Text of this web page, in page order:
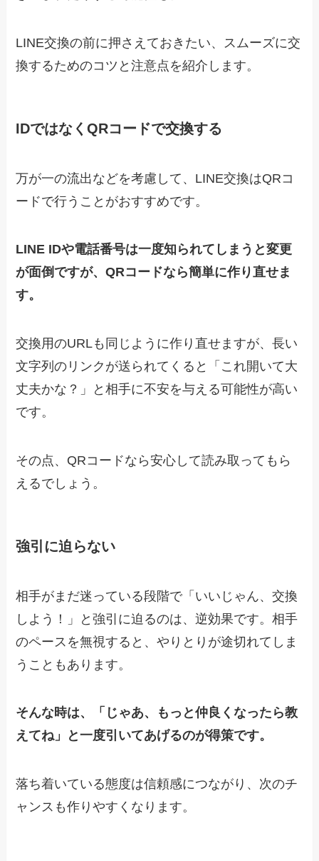
LINE交換の前に押さえておきたい、スムーズに交
換するためのコツと注意点を紹介します。
IDではなくQRコードで交換する
万が一の流出などを考慮して、LINE交換はQRコ
ードで行うことがおすすめです。
LINE IDや電話番号は一度知られてしまうと変更
が面倒ですが、QRコードなら簡単に作り直せま
す。
交換用のURLも同じように作り直せますが、長い
文字列のリンクが送られてくると「これ開いて大
丈夫かな？」と相手に不安を与える可能性が高い
です。
その点、QRコードなら安心して読み取ってもら
えるでしょう。
強引に迫らない
相手がまだ迷っている段階で「いいじゃん、交換
しよう！」と強引に迫るのは、逆効果です。相手
のペースを無視すると、やりとりが途切れてしま
うこともあります。
そんな時は、「じゃあ、もっと仲良くなったら教
えてね」と一度引いてあげるのが得策です。
落ち着いている態度は信頼感につながり、次のチ
ャンスも作りやすくなります。